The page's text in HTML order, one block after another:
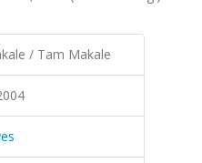
/ Tam Makale